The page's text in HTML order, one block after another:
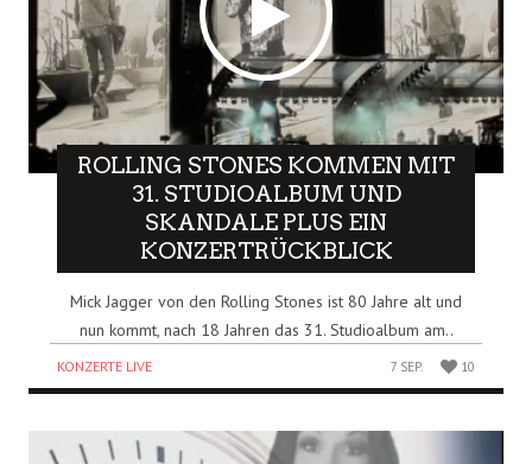
ROLLING STONES KOMMEN MIT
31. STUDIOALBUM UND
SKANDALE PLUS EIN
KONZERTRÜCKBLICK
Mick Jagger von den Rolling Stones ist 80 Jahre alt und
nun kommt, nach 18 Jahren das 31. Studioalbum am..
KONZERTE LIVE 7 SEP. 10